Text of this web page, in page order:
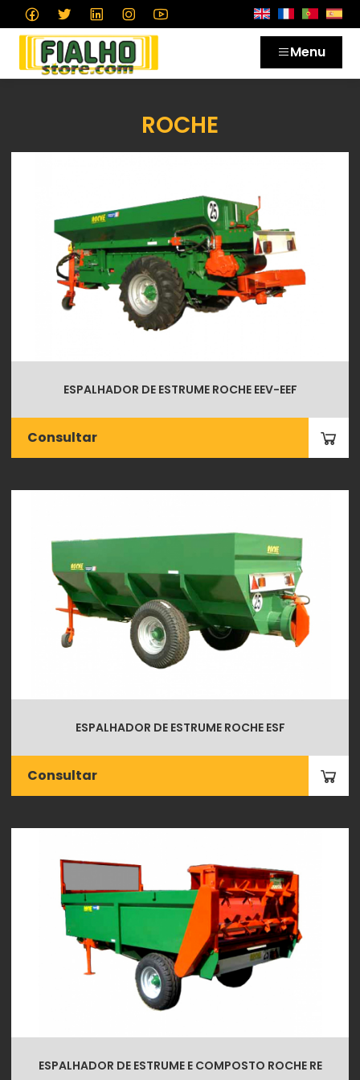
Menu
ROCHE
ESPALHADOR DE ESTRUME ROCHE EEV-EEF
Consultar
ESPALHADOR DE ESTRUME ROCHE ESF
Consultar
ESPALHADOR DE ESTRUME E COMPOSTO ROCHE RE